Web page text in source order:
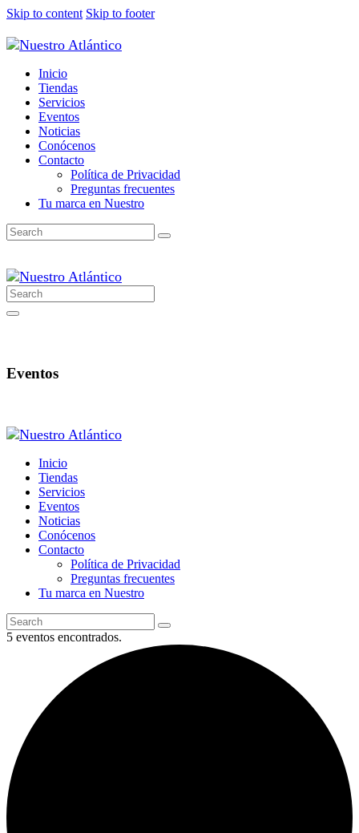
Skip to content Skip to footer
Inicio
Tiendas
Servicios
Eventos
Noticias
Conócenos
Contacto
Política de Privacidad
Preguntas frecuentes
Tu marca en Nuestro
Eventos
Inicio
Tiendas
Servicios
Eventos
Noticias
Conócenos
Contacto
Política de Privacidad
Preguntas frecuentes
Tu marca en Nuestro
5 eventos encontrados.